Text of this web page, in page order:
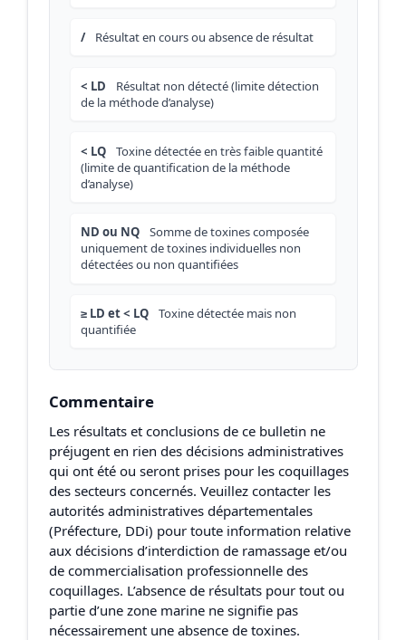
/ Résultat en cours ou absence de résultat
< LD
Résultat non détecté (limite détection
de la méthode d’analyse)
< LQ
Toxine détectée en très faible quantité
(limite de quantification de la méthode
d’analyse)
ND ou NQ
Somme de toxines composée
uniquement de toxines individuelles non
détectées ou non quantifiées
≥ LD et < LQ
Toxine détectée mais non
quantifiée
Commentaire
Les résultats et conclusions de ce bulletin ne
préjugent en rien des décisions administratives
qui ont été ou seront prises pour les coquillages
des secteurs concernés. Veuillez contacter les
autorités administratives départementales
(Préfecture, DDi) pour toute information relative
aux décisions d’interdiction de ramassage et/ou
de commercialisation professionnelle des
coquillages. L’absence de résultats pour tout ou
partie d’une zone marine ne signifie pas
nécessairement une absence de toxines.